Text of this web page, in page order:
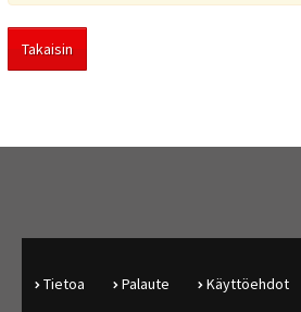
Takaisin
Tietoa Palaute Käyttöehdot